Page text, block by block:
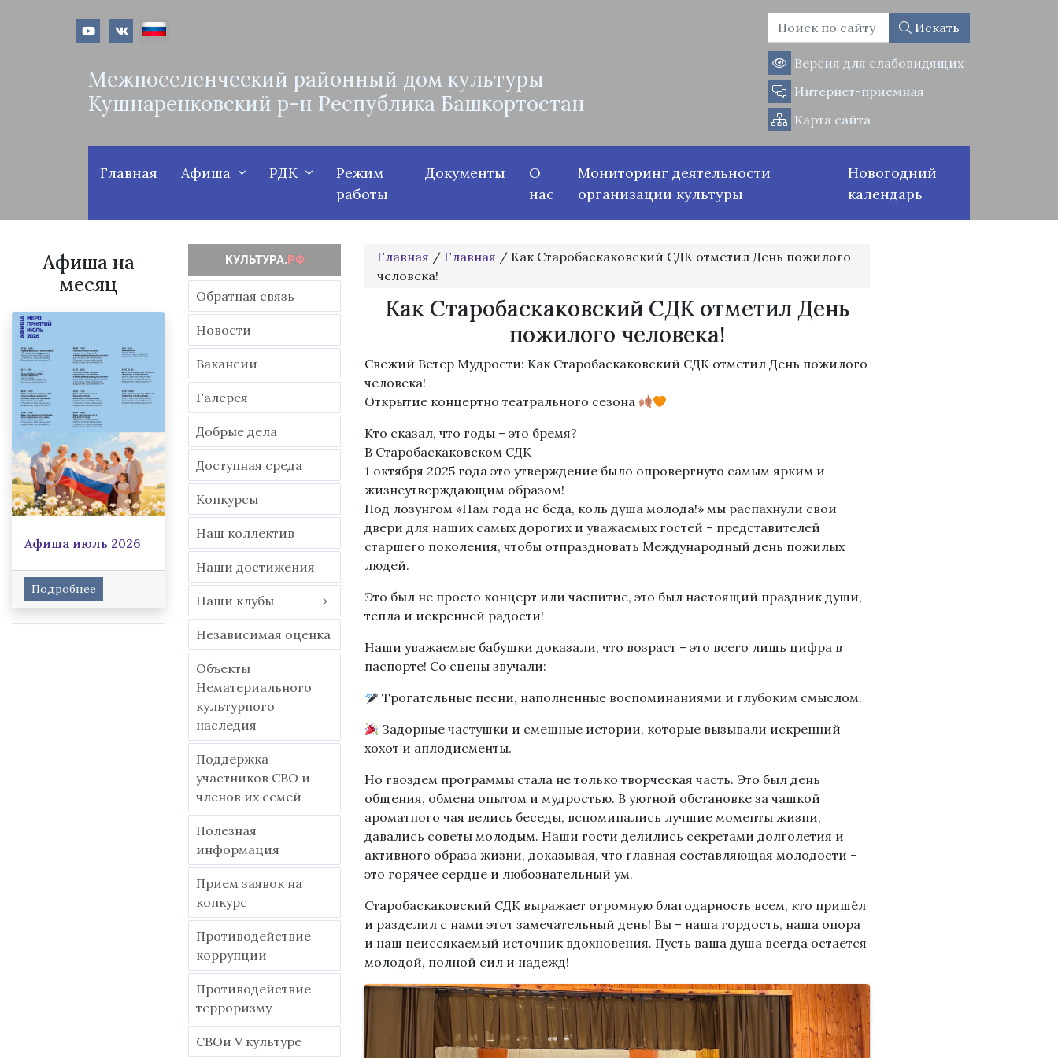
Искать
Межпоселенческий районный дом культуры
Кушнаренковский р-н Республика Башкортостан
Версия для слабовидящих
Интернет-приемная
Карта сайта
Главная Афиша РДК
Режим
работы
Документы
О
нас
Мониторинг деятельности
организации культуры
Новогодний
календарь
Афиша на
месяц
Афиша июль 2026
Подробнее
Обратная связь
Новости
Вакансии
Гaлерея
Добрые дела
Доступная среда
Конкурсы
Наш коллектив
Наши достижения
Наши клубы
Независимая оценка
Объекты
Нематериального
культурного
наследия
Поддержка
участников СВО и
членов их семей
Полезная
информация
Прием заявок на
конкурс
Противодействие
коррупции
Противодействие
терроризму
СВОи V культуре
Главная / Главная / Как Старобаскаковский СДК отметил День пожилого
человека!
Как Старобаскаковский СДК отметил День
пожилого человека!
Свежий Ветер Мудрости: Как Старобаскаковский СДК отметил День пожилого
человека!
Открытие концертно театрального сезона
Кто сказал, что годы – это бремя?
В Старобаскаковском СДК
1 октября 2025 года это утверждение было опровергнуто самым ярким и
жизнеутверждающим образом!
Под лозунгом «Нам года не беда, коль душа молода!» мы распахнули свои
двери для наших самых дорогих и уважаемых гостей – представителей
старшего поколения, чтобы отпраздновать Международный день пожилых
людей.
Это был не просто концерт или чаепитие, это был настоящий праздник души,
тепла и искренней радости!
Наши уважаемые бабушки доказали, что возраст – это всего лишь цифра в
паспорте! Со сцены звучали:
Трогательные песни, наполненные воспоминаниями и глубоким смыслом.
Задорные частушки и смешные истории, которые вызывали искренний
хохот и аплодисменты.
Но гвоздем программы стала не только творческая часть. Это был день
общения, обмена опытом и мудростью. В уютной обстановке за чашкой
ароматного чая велись беседы, вспоминались лучшие моменты жизни,
давались советы молодым. Наши гости делились секретами долголетия и
активного образа жизни, доказывая, что главная составляющая молодости –
это горячее сердце и любознательный ум.
Старобаскаковский СДК выражает огромную благодарность всем, кто пришёл
и разделил с нами этот замечательный день! Вы – наша гордость, наша опора
и наш неиссякаемый источник вдохновения. Пусть ваша душа всегда остается
молодой, полной сил и надежд!